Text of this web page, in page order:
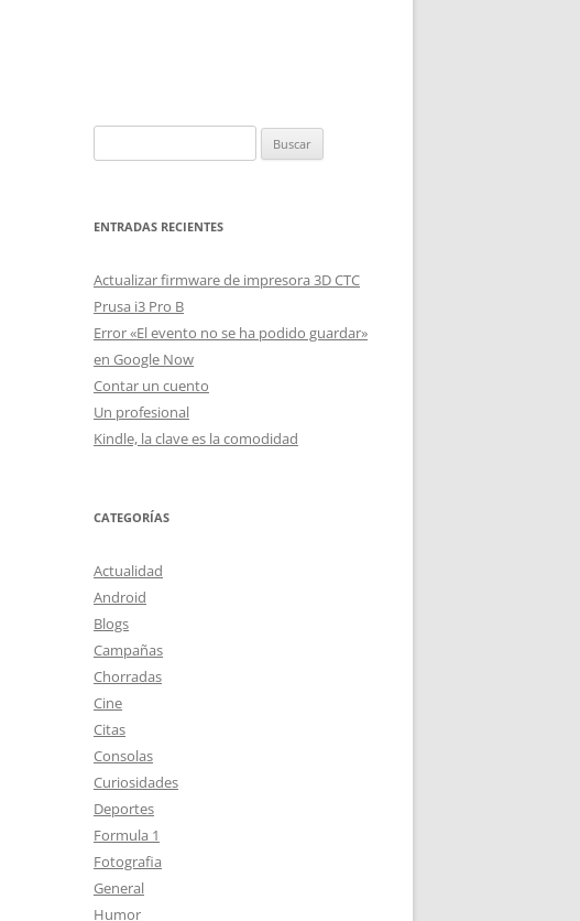
ENTRADAS RECIENTES
Actualizar firmware de impresora 3D CTC
Prusa i3 Pro B
Error «El evento no se ha podido guardar»
en Google Now
Contar un cuento
Un profesional
Kindle, la clave es la comodidad
CATEGORÍAS
Actualidad
Android
Blogs
Campañas
Chorradas
Cine
Citas
Consolas
Curiosidades
Deportes
Formula 1
Fotografia
General
Humor